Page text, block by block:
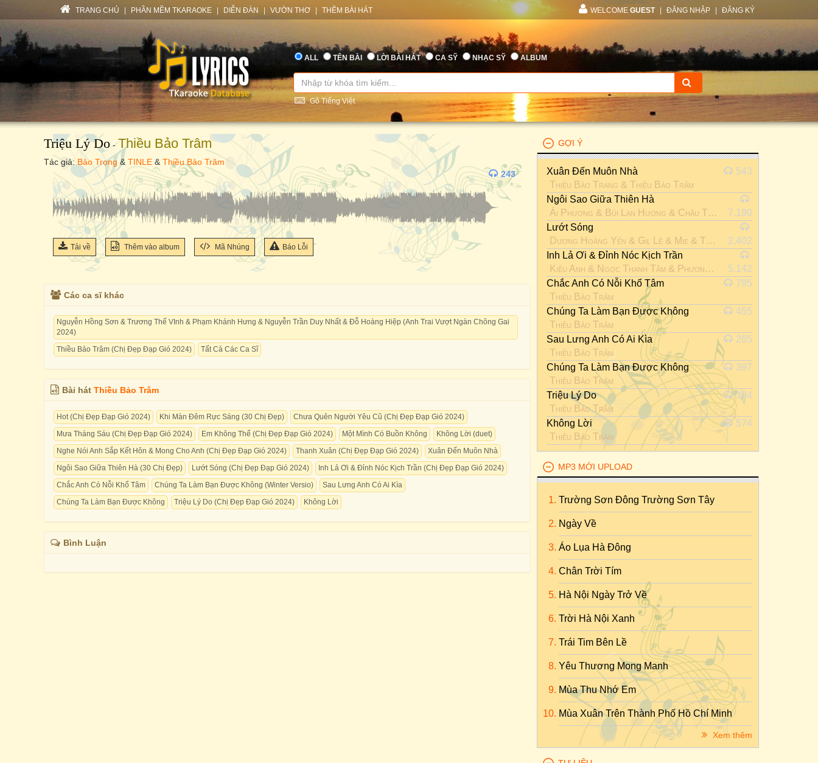
TRANG CHỦ PHẦN MỀM TKARAOKE DIỄN ĐÀN VƯỜN THƠ THÊM BÀI HÁT WELCOME GUEST ĐĂNG NHẬP ĐĂNG KÝ
ALL TÊN BÀI LỜI BÀI HÁT CA SỸ NHẠC SỸ ALBUM
Gõ Tiếng Việt
Triệu Lý Do-Thiều Bảo Trâm
Tác giả: Bảo Trọng & TINLE & Thiều Bảo Trâm
243
Tải về Thêm vào album Mã Nhúng Báo Lỗi
Các ca sĩ khác
Nguyễn Hồng Sơn & Trương Thế VInh & Phạm Khánh Hưng & Nguyễn Trần Duy Nhất & Đỗ Hoàng Hiệp (Anh Trai Vượt Ngàn Chông Gai
2024)
Thiều Bảo Trâm (Chị Đẹp Đạp Gió 2024)
Tất Cả Các Ca Sĩ
Bài hát Thiều Bảo Trâm
Hot (Chị Đẹp Đạp Gió 2024) Khi Màn Đêm Rực Sáng (30 Chị Đẹp)
Chưa Quên Người Yêu Cũ (Chị Đẹp Đạp Gió 2024)
Mưa Tháng Sáu (Chị Đẹp Đạp Gió 2024)
Em Không Thể (Chị Đẹp Đạp Gió 2024) Một Mình Có Buồn Không
Không Lời (duet)
Nghe Nói Anh Sắp Kết Hôn & Mong Cho Anh (Chị Đẹp Đạp Gió 2024)
Thanh Xuân (Chị Đẹp Đạp Gió 2024)
Xuân Đến Muôn Nhà
Ngôi Sao Giữa Thiên Hà (30 Chị Đẹp)
Lướt Sóng (Chị Đẹp Đạp Gió 2024)
Inh Lả Ơi & Đỉnh Nóc Kịch Trần (Chị Đẹp Đạp Gió 2024)
Chắc Anh Có Nỗi Khổ Tâm
Chúng Ta Làm Bạn Được Không (Winter Versio)
Sau Lưng Anh Có Ai Kìa
Chúng Ta Làm Bạn Được Không
Triệu Lý Do (Chị Đẹp Đạp Gió 2024) Không Lời
Bình Luận
GỢI Ý
Xuân Đến Muôn Nhà
Thiều Bảo Trang & Thiều Bảo Trâm
543
Ngôi Sao Giữa Thiên Hà
Ái Phương & Bùi Lan Hương & Châu Tuyết Vân &
7.190
Lướt Sóng
Dương Hoàng Yến & Gil Lê & Mie & Thiều Bảo Trâm
2.402
Inh Lả Ơi & Đỉnh Nóc Kịch Trần
Kiều Anh & Ngọc Thanh Tâm & Phương Thanh &Thiều Bảo Trâm
5.142
Chắc Anh Có Nỗi Khổ Tâm
Thiều Bảo Trâm
795
Chúng Ta Làm Bạn Được Không
Thiều Bảo Trâm
455
Sau Lưng Anh Có Ai Kìa
Thiều Bảo Trâm
265
Chúng Ta Làm Bạn Được Không
Thiều Bảo Trâm
397
Triệu Lý Do
Thiều Bảo Trâm
304
Không Lời
Thiều Bảo Trâm
574
MP3 MỚI UPLOAD
Trường Sơn Đông Trường Sơn Tây
Ngày Về
Áo Lụa Hà Đông
Chân Trời Tím
Hà Nội Ngày Trở Về
Trời Hà Nội Xanh
Trái Tim Bên Lề
Yêu Thương Mong Manh
Mùa Thu Nhớ Em
Mùa Xuân Trên Thành Phố Hồ Chí Minh
Xem thêm